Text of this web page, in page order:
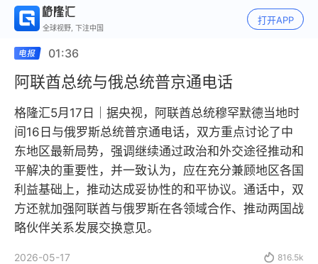
全球视野, 下注中国
打开APP
01:36
阿联酋总统与俄总统普京通电话
格隆汇5月17日｜据央视，阿联酋总统穆罕默德当地时
间16日与俄罗斯总统普京通电话，双方重点讨论了中
东地区最新局势，强调继续通过政治和外交途径推动和
平解决的重要性，并一致认为，应在充分兼顾地区各国
利益基础上，推动达成妥协性的和平协议。通话中，双
方还就加强阿联酋与俄罗斯在各领域合作、推动两国战
略伙伴关系发展交换意见。
2026-05-17  816.5k